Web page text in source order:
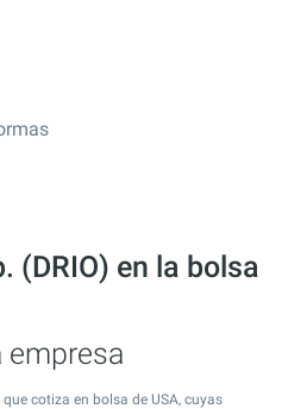
(DRIO) en la bolsa
empresa
cotiza en bolsa de USA, cuyas